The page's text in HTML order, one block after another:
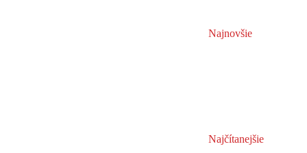
Najnovšie
Najčítanejšie